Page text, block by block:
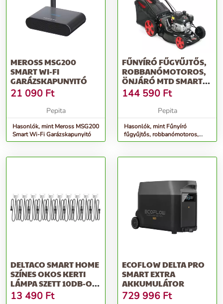
MEROSS MSG200
SMART WI-FI
GARÁZSKAPUNYITÓ
21 090 Ft
Pepita
Hasonlók, mint Meross MSG200
Smart Wi-Fi Garázskapunyitó
FŰNYÍRÓ FŰGYŰJTŐS,
ROBBANÓMOTOROS,
ÖNJÁRÓ MTD SMART
46 SPO 46 CM,...
144 590 Ft
Pepita
Hasonlók, mint Fűnyíró
fűgyűjtős, robbanómotoros,
önjáró MTD Smart 46 SPO 46
DELTACO SMART HOME
SZÍNES OKOS KERTI
LÁMPA SZETT 10DB-OS
(SH-DLK01)
13 490 Ft
ECOFLOW DELTA PRO
SMART EXTRA
AKKUMULÁTOR
729 996 Ft